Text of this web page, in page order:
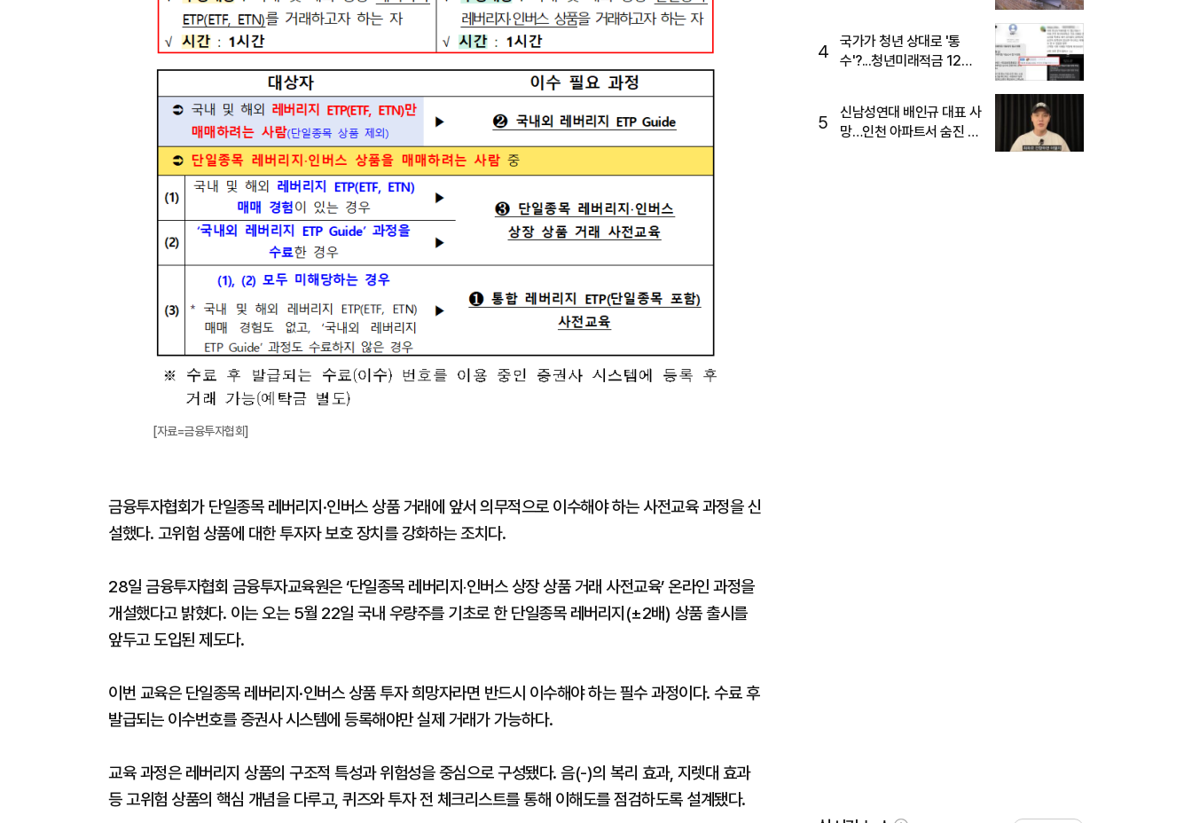
[자료=금융투자협회]
금융투자협회가 단일종목 레버리지·인버스 상품 거래에 앞서 의무적으로 이수해야 하는 사전교육 과정을 신
설했다. 고위험 상품에 대한 투자자 보호 장치를 강화하는 조치다.
28일 금융투자협회 금융투자교육원은 ‘단일종목 레버리지‧인버스 상장 상품 거래 사전교육’ 온라인 과정을
개설했다고 밝혔다. 이는 오는 5월 22일 국내 우량주를 기초로 한 단일종목 레버리지(±2배) 상품 출시를
앞두고 도입된 제도다.
이번 교육은 단일종목 레버리지·인버스 상품 투자 희망자라면 반드시 이수해야 하는 필수 과정이다. 수료 후
발급되는 이수번호를 증권사 시스템에 등록해야만 실제 거래가 가능하다.
교육 과정은 레버리지 상품의 구조적 특성과 위험성을 중심으로 구성됐다. 음(-)의 복리 효과, 지렛대 효과
등 고위험 상품의 핵심 개념을 다루고, 퀴즈와 투자 전 체크리스트를 통해 이해도를 점검하도록 설계됐다.
4
국가가 청년 상대로 '통
수'?...청년미래적금 12%
5
신남성연대 배인규 대표 사
망…인천 아파트서 숨진 채